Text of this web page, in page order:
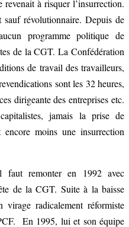
à risquer l’insurrection.
révolutionnaire. Depuis de
programme politique de
de la CGT. La Confédération
de travail des travailleurs,
sont les 32 heures,
dirigeante des entreprises etc.
jamais la prise de
moins une insurrection
faut remonter en 1992 avec
de la CGT. Suite à la baisse
virage radicalement réformiste
En 1995, lui et son équipe